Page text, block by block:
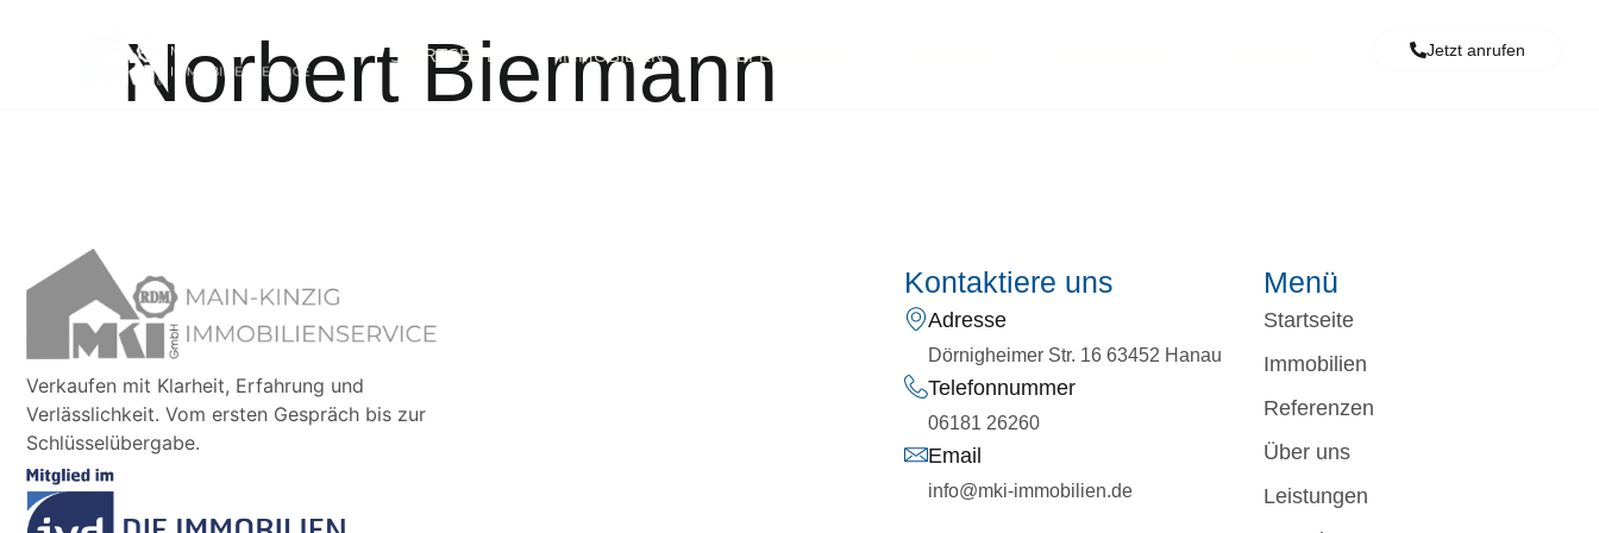
STARTSEITE IMMOBILIEN REFERENZEN Jetzt anrufen
Norbert Biermann
Verkaufen mit Klarheit, Erfahrung und
Verlässlichkeit. Vom ersten Gespräch bis zur
Schlüsselübergabe.
Kontaktiere uns
Adresse
Dörnigheimer Str. 16 63452 Hanau
Telefonnummer
06181 26260
Email
info@mki-immobilien.de
Menü
Startseite
Immobilien
Referenzen
Über uns
Leistungen